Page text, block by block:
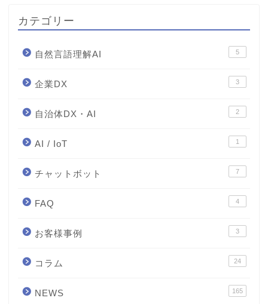
カテゴリー
自然言語理解AI 5
企業DX 3
自治体DX・AI 2
AI / IoT 1
チャットボット 7
FAQ 4
お客様事例 3
コラム 24
NEWS 165